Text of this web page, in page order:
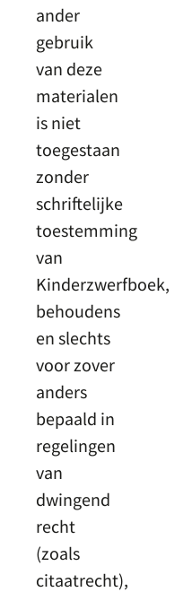
ander
gebruik
van deze
materialen
is niet
toegestaan
zonder
schriftelijke
toestemming
van
Kinderzwerfboek,
behoudens
en slechts
voor zover
anders
bepaald in
regelingen
van
dwingend
recht
(zoals
citaatrecht),